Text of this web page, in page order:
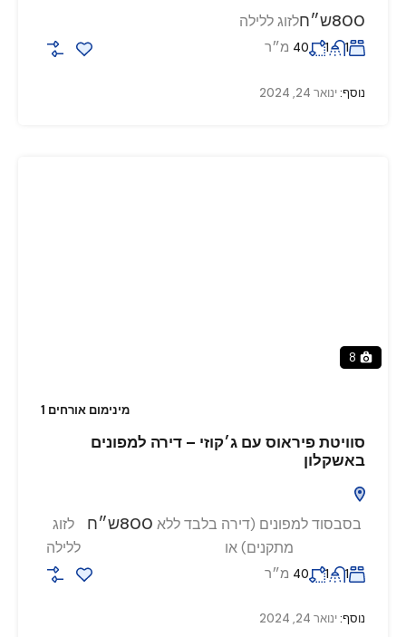
800ש״ח לזוג ללילה
1
1
40 מ״ר
נוסף:ינואר 24, 2024
8
מינימום אורחים 1
סוויטת פיראוס עם ג׳קוזי – דירה למפונים
באשקלון
בסבסוד למפונים (דירה בלבד ללא
מתקנים) או
800ש״ח
לזוג
ללילה
1
1
40 מ״ר
נוסף:ינואר 24, 2024